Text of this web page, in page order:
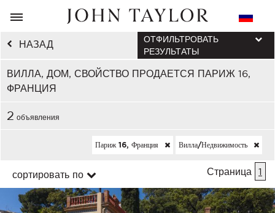
НАЗАД
ВИЛЛА, ДОМ, СВОЙСТВО ПРОДАЕТСЯ ПАРИЖ 16,
ФРАНЦИЯ
ОТФИЛЬТРОВАТЬ
РЕЗУЛЬТАТЫ
2 объявления
Париж 16, Франция Вилла/недвижимость
сортировать по Страница 1